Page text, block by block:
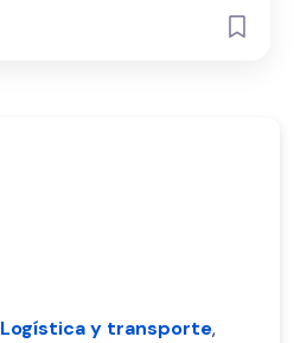
Logística y transporte,